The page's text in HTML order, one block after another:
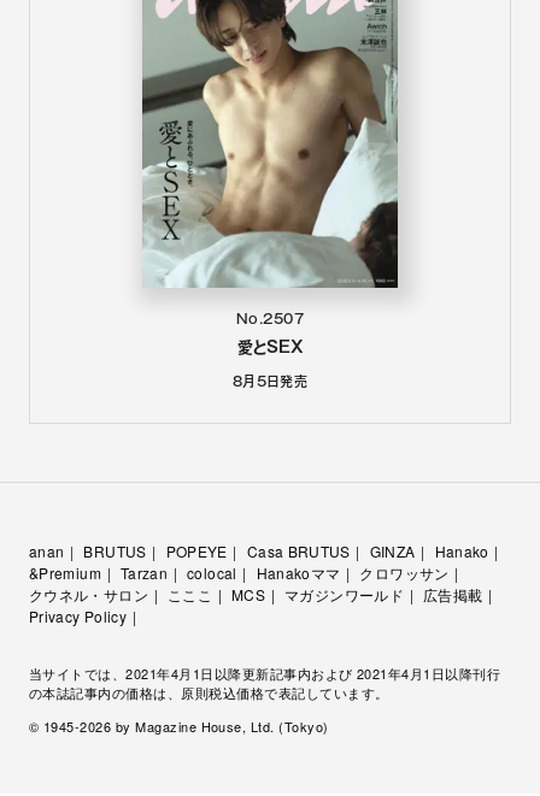
No.2507
愛とSEX
8月5日発売
anan BRUTUS POPEYE Casa BRUTUS GINZA
Hanako
&Premium
Tarzan colocal Hanakoママ
クロワッサン
クウネル・サロン
こここ MCS マガジンワールド
広告掲載
Privacy Policy
当サイトでは、2021年4月1日以降更新記事内および 2021年4月1日以降刊行
の本誌記事内の価格は、原則税込価格で表記しています。
© 1945-2026 by Magazine House, Ltd. (Tokyo)